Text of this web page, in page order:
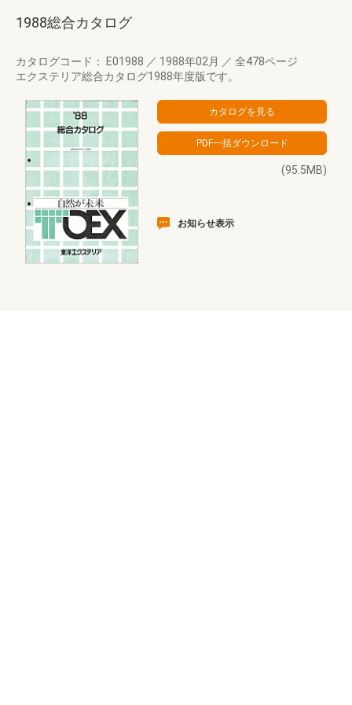
1988総合カタログ
カタログコード： E01988 ／ 1988年02月 ／ 全478ページ
エクステリア総合カタログ1988年度版です。
(95.5MB)
お知らせ表示